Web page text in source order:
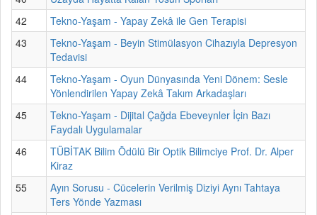
42
Tekno-Yaşam - Yapay Zekâ ile Gen Terapisi
43
Tekno-Yaşam - Beyin Stimülasyon Cihazıyla Depresyon
Tedavisi
44
Tekno-Yaşam - Oyun Dünyasında Yeni Dönem: Sesle
Yönlendirilen Yapay Zekâ Takım Arkadaşları
45
Tekno-Yaşam - Dijital Çağda Ebeveynler İçin Bazı
Faydalı Uygulamalar
46
TÜBİTAK Bilim Ödülü Bir Optik Bilimciye Prof. Dr. Alper
Kiraz
55
Ayın Sorusu - Cücelerin Verilmiş Diziyi Aynı Tahtaya
Ters Yönde Yazması